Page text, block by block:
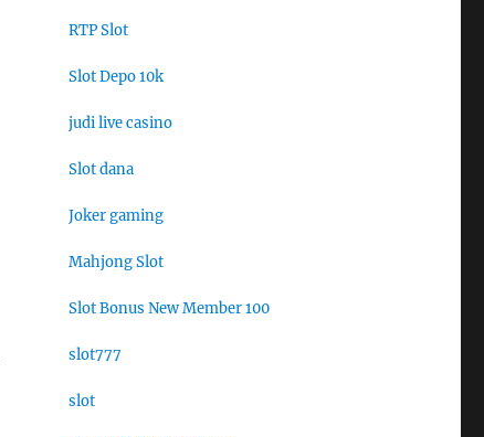
RTP Slot
Slot Depo 10k
judi live casino
Slot dana
Joker gaming
Mahjong Slot
Slot Bonus New Member 100
slot777
slot